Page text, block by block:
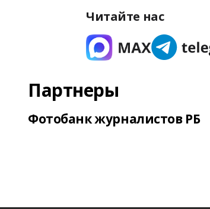
Читайте нас
Партнеры
Фотобанк журналистов РБ